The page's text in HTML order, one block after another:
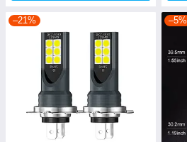
–21% –5%